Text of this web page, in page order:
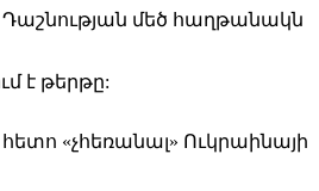
մեծ հաղթանակն
է թերթը:
«չհեռանալ» Ուկրաինայի